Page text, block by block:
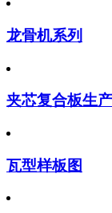
龙骨机系列
夹芯复合板生
瓦型样板图